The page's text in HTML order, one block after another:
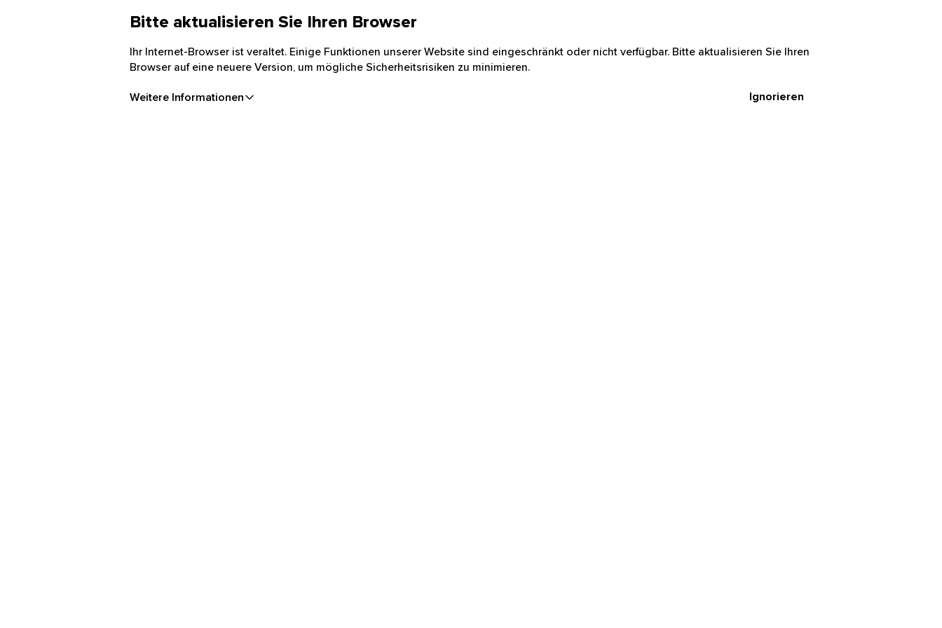
Bitte aktualisieren Sie Ihren Browser
Ihr Internet-Browser ist veraltet. Einige Funktionen unserer Website sind eingeschränkt oder nicht verfügbar. Bitte aktualisieren Sie Ihren
Browser auf eine neuere Version, um mögliche Sicherheitsrisiken zu minimieren.
Weitere Informationen Ignorieren